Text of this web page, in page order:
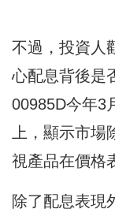
不過，投資人
心配息背後是
00985D今年3
上，顯示市場
視產品在價格
除了配息表現